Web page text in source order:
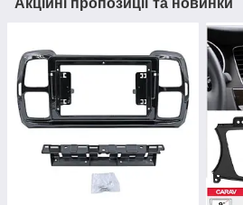
Акційні пропозиції та новинки